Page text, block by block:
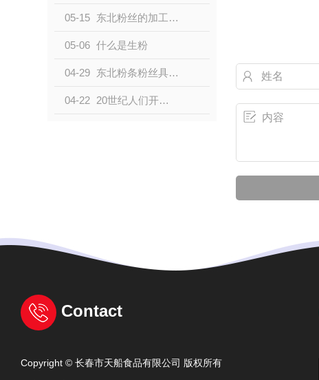
05-15 东北粉丝的加工问题都有哪些
05-06 什么是生粉
04-29 东北粉条粉丝具有悠久的历史，其中粉条是指丝经达到一定标准，称之为粉条。
04-22 20世纪人们开始实行大健康，其中食用马铃薯对身体的消化系统有所帮助。
Contact
Copyright © 长春市天船食品有限公司 版权所有